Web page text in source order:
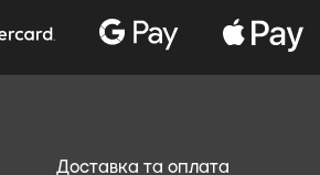
Доставка та оплата